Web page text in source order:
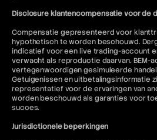
Disclosure klantencompensatie voor de
Compensatie gepresenteerd voor
hypothetisch te worden beschouwd.
indicatief voor een live trading-account
verwacht als reproductie daarvan. BEM-
vertegenwoordigen gesimuleerde
Getuigenissen en uitbetalingsinformatie
representatief voor de ervaringen van
worden beschouwd als garanties voor
succes.
Jurisdictionele beperkingen